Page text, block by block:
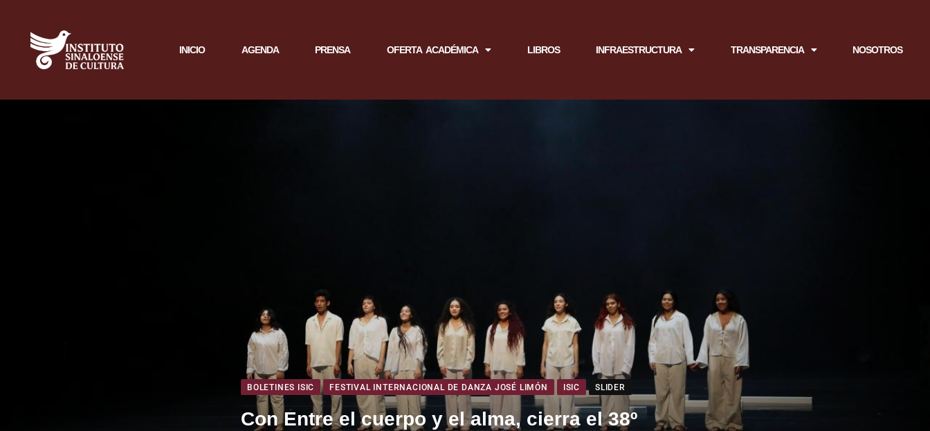
INICIO AGENDA PRENSA OFERTA ACADÉMICA LIBROS INFRAESTRUCTURA TRANSPARENCIA NOSOTROS
BOLETINES ISIC FESTIVAL INTERNACIONAL DE DANZA JOSÉ LIMÓN ISIC SLIDER
Con Entre el cuerpo y el alma, cierra el 38º